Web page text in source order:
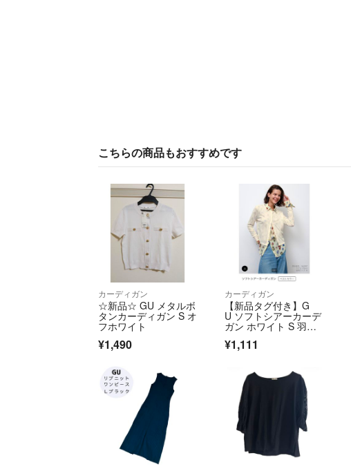
こちらの商品もおすすめです
カーディガン
☆新品☆ GU メタルボ
タンカーディガン S オ
フホワイト
¥1,490
カーディガン
【新品タグ付き】G
U ソフトシアーカーデ
ガン ホワイト S 羽織
り
¥1,111